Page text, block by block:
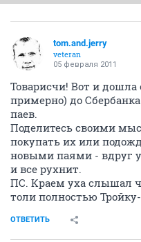
tom.and.jerry
veteran
05 февраля 2011
Товарисчи! Вот и дошла
примерно) до
паев.
Поделитесь своими
покупать их или
новыми паями - вдруг
и все рухнит.
ПС. Краем уха слышал
толи полностью
ОТВЕТИТЬ